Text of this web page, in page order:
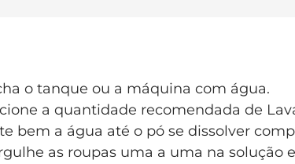
o tanque ou a máquina com água.
a quantidade recomendada de
bem a água até o pó se dissolver
as roupas uma a uma na solução